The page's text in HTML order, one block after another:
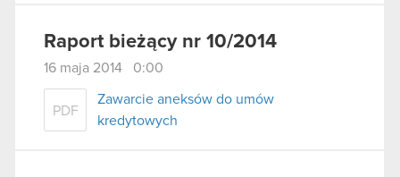
Raport bieżący nr 10/2014
16 maja 2014 0:00
PDF
Zawarcie aneksów do umów
kredytowych